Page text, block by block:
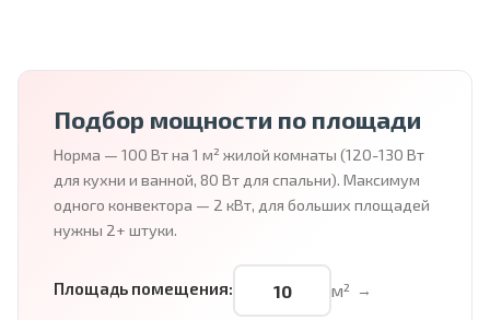
Подбор мощности по площади
Норма — 100 Вт на 1 м² жилой комнаты (120-130 Вт
для кухни и ванной, 80 Вт для спальни). Максимум
одного конвектора — 2 кВт, для больших площадей
нужны 2+ штуки.
Площадь помещения: м² →